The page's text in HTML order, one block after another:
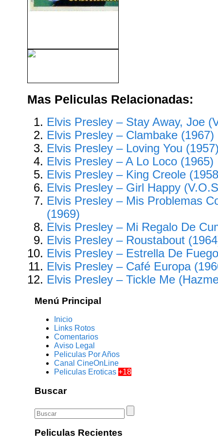
Mas Peliculas Relacionadas:
Elvis Presley – Stay Away, Joe
Elvis Presley – Clambake (1967)
Elvis Presley – Loving You
Elvis Presley – A Lo Loco (1965)
Elvis Presley – King Creole
Elvis Presley – Girl Happy
Elvis Presley – Mis Problemas
(1969)
Elvis Presley – Mi Regalo De
Elvis Presley – Roustabout
Elvis Presley – Estrella De
Elvis Presley – Café Europa
Elvis Presley – Tickle Me
Menú Principal
Inicio
Links Rotos
Comentarios
Aviso Legal
Peliculas Por Años
Canal CineOnLine
Peliculas Eroticas+18
Buscar
Peliculas Recientes